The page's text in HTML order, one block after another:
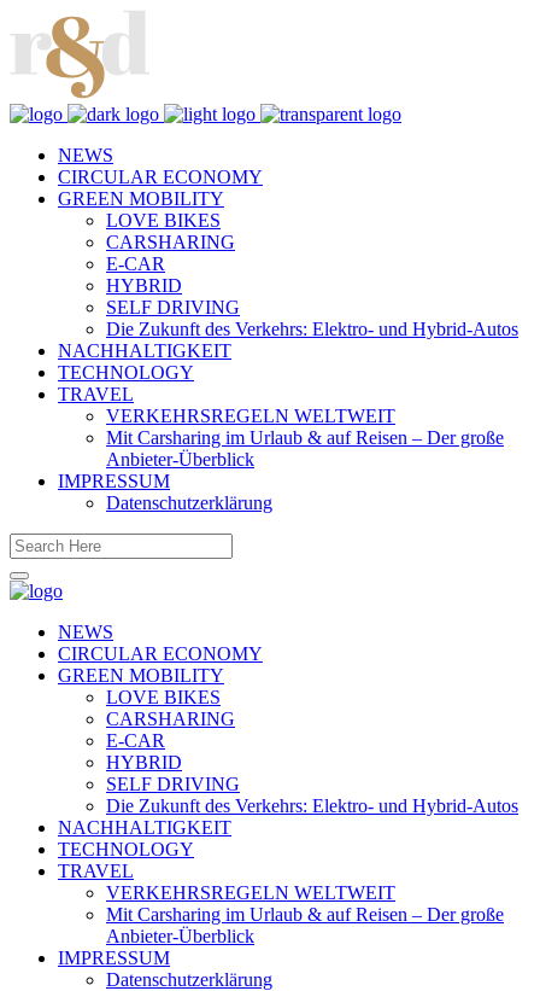
NEWS
CIRCULAR ECONOMY
GREEN MOBILITY
LOVE BIKES
CARSHARING
E-CAR
HYBRID
SELF DRIVING
Die Zukunft des Verkehrs: Elektro- und Hybrid-Autos
NACHHALTIGKEIT
TECHNOLOGY
TRAVEL
VERKEHRSREGELN WELTWEIT
Mit Carsharing im Urlaub & auf Reisen – Der große
Anbieter-Überblick
IMPRESSUM
Datenschutzerklärung
NEWS
CIRCULAR ECONOMY
GREEN MOBILITY
LOVE BIKES
CARSHARING
E-CAR
HYBRID
SELF DRIVING
Die Zukunft des Verkehrs: Elektro- und Hybrid-Autos
NACHHALTIGKEIT
TECHNOLOGY
TRAVEL
VERKEHRSREGELN WELTWEIT
Mit Carsharing im Urlaub & auf Reisen – Der große
Anbieter-Überblick
IMPRESSUM
Datenschutzerklärung